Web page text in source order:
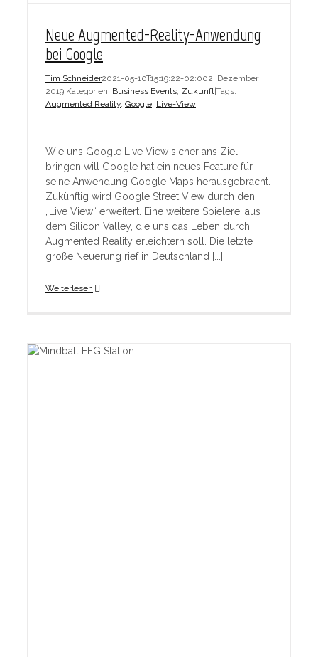
Neue Augmented-Reality-Anwendung
bei Google
Tim Schneider2021-05-10T15:19:22+02:002. Dezember
2019 Kategorien: Business Events, Zukunft Tags:
Augmented Reality, Google, Live-View
Wie uns Google Live View sicher ans Ziel
bringen will Google hat ein neues Feature für
seine Anwendung Google Maps herausgebracht.
Zukünftig wird Google Street View durch den
„Live View“ erweitert. Eine weitere Spielerei aus
dem Silicon Valley, die uns das Leben durch
Augmented Reality erleichtern soll. Die letzte
große Neuerung rief in Deutschland [...]
Weiterlesen